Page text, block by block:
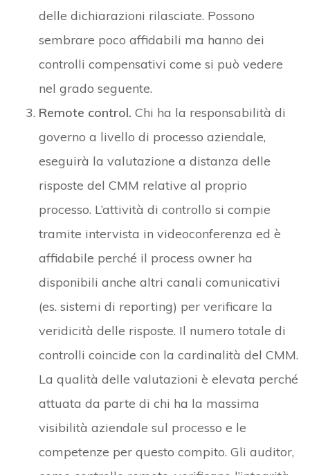
delle dichiarazioni rilasciate. Possono
sembrare poco affidabili ma hanno dei
controlli compensativi come si può vedere
nel grado seguente.
Remote control. Chi ha la responsabilità di
governo a livello di processo aziendale,
eseguirà la valutazione a distanza delle
risposte del CMM relative al proprio
processo. L’attività di controllo si compie
tramite intervista in videoconferenza ed è
affidabile perché il process owner ha
disponibili anche altri canali comunicativi
(es. sistemi di reporting) per verificare la
veridicità delle risposte. Il numero totale di
controlli coincide con la cardinalità del CMM.
La qualità delle valutazioni è elevata perché
attuata da parte di chi ha la massima
visibilità aziendale sul processo e le
competenze per questo compito. Gli auditor,